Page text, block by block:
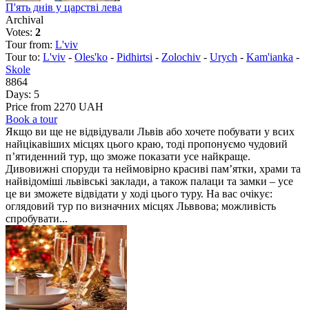
П'ять днів у царстві лева
Archival
Votes: 2
Tour from: L'viv
Tour to: L'viv - Oles'ko - Pidhirtsi - Zolochiv - Urych - Kam'ianka -
Skole
8864
Days: 5
Price from 2270 UAH
Book a tour
Якщо ви ще не відвідували Львів або хочете побувати у всих
найцікавіших місцях цього краю, тоді пропонуємо чудовий
п’ятиденний тур, що зможе показати усе найкраще.
Дивовижні споруди та неймовірно красиві пам’ятки, храми та
найвідоміші львівські заклади, а також палаци та замки – усе
це ви зможете відвідати у ході цього туру. На вас очікує:
оглядовий тур по визначних місцях Льввова; можливість
спробувати...